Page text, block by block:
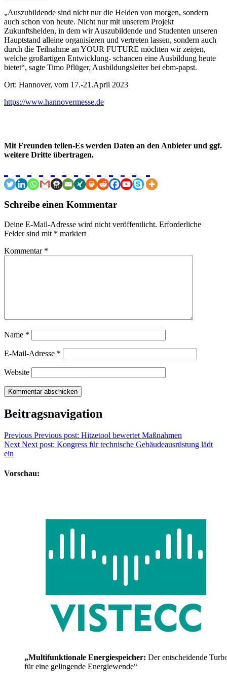
„Auszubildende sind nicht nur die Helden von morgen, sondern
auch schon von heute. Nicht nur mit unserem Projekt
Zukunftshelden, in dem wir Auszubildende und Studenten unseren
Hauptstand alleine organisieren und vertreten lassen, sondern auch
durch die Teilnahme an YOUR FUTURE möchten wir zeigen,
welche großartigen Entwicklung- schancen eine Ausbildung heute
bietet“, sagte Timo Pflüger, Ausbildungsleiter bei ebm-papst.
Ort: Hannover, vom 17.-21.April 2023
https://www.hannovermesse.de
Mit Freunden teilen-Es werden Daten an den Anbieter und ggf.
weitere Dritte übertragen.
Schreibe einen Kommentar
Deine E-Mail-Adresse wird nicht veröffentlicht. Erforderliche
Felder sind mit * markiert
Kommentar *
Name *
E-Mail-Adresse *
Website
Beitragsnavigation
Previous Previous post: Hitzetool bewertet Maßnahmen
Next Next post: Kongress für technische Gebäudeausrüstung lädt
ein
Vorschau:
„Multifunktionale Energiespeicher: Der entscheidende
für eine gelingende Energiewende“